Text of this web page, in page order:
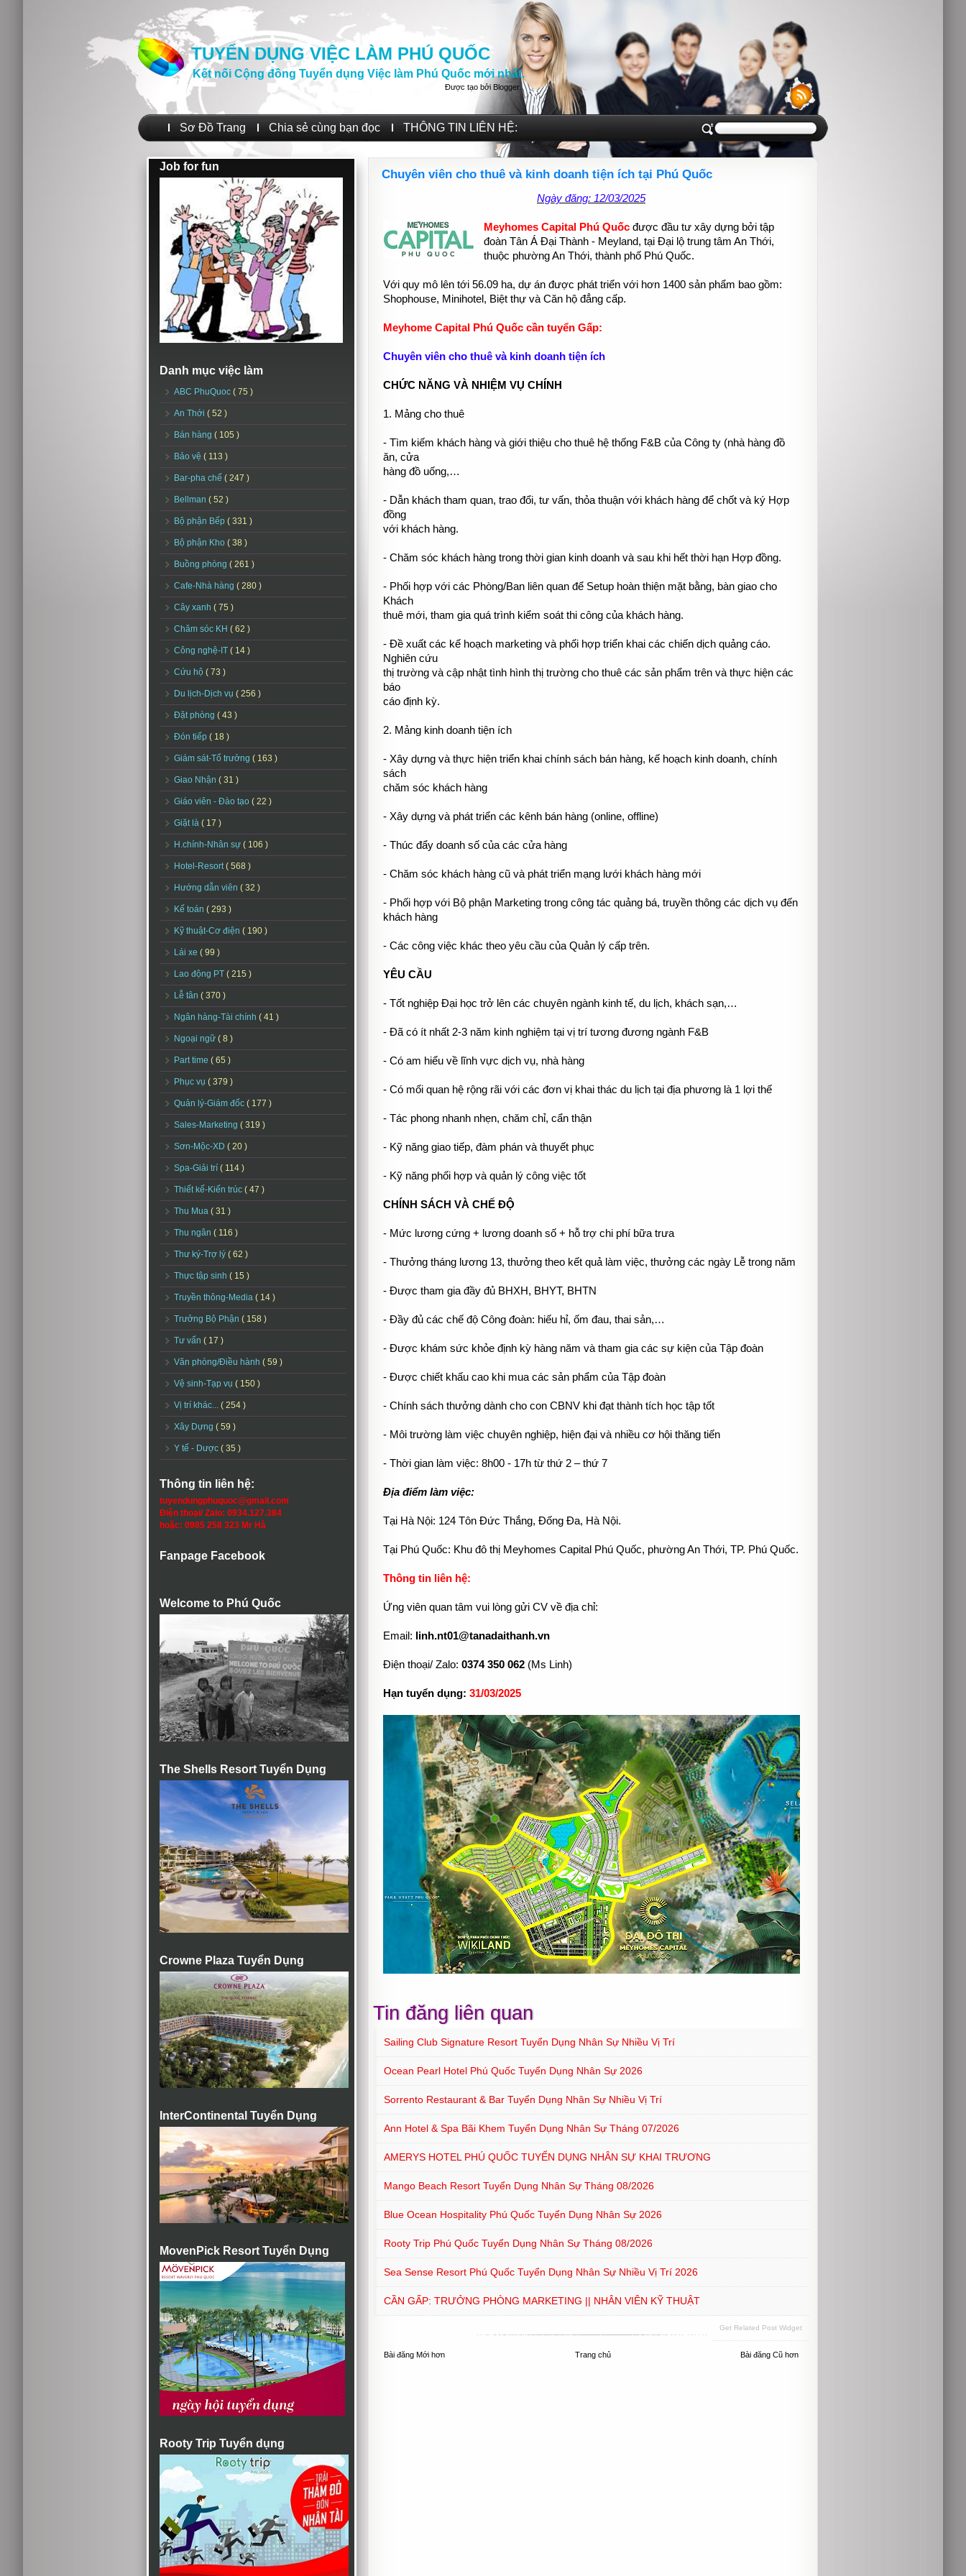
TUYỂN DỤNG VIỆC LÀM PHÚ QUỐC
Kết nối Cộng đồng Tuyển dụng Việc làm Phú Quốc mới nhất.
Được tạo bởi Blogger.
Sơ Đồ Trang Chia sẻ cùng bạn đọc THÔNG TIN LIÊN HỆ:
Job for fun
Danh mục việc làm
ABC PhuQuoc ( 75 )
An Thới ( 52 )
Bán hàng ( 105 )
Bảo vệ ( 113 )
Bar-pha chế ( 247 )
Bellman ( 52 )
Bộ phận Bếp ( 331 )
Bộ phận Kho ( 38 )
Buồng phòng ( 261 )
Cafe-Nhà hàng ( 280 )
Cây xanh ( 75 )
Chăm sóc KH ( 62 )
Công nghệ-IT ( 14 )
Cứu hộ ( 73 )
Du lịch-Dịch vụ ( 256 )
Đặt phòng ( 43 )
Đón tiếp ( 18 )
Giám sát-Tổ trưởng ( 163 )
Giao Nhận ( 31 )
Giáo viên - Đào tạo ( 22 )
Giặt là ( 17 )
H.chính-Nhân sự ( 106 )
Hotel-Resort( 568 )
Hướng dẫn viên ( 32 )
Kế toán ( 293 )
Kỹ thuật-Cơ điện ( 190 )
Lái xe ( 99 )
Lao động PT ( 215 )
Lễ tân ( 370 )
Ngân hàng-Tài chính ( 41 )
Ngoại ngữ ( 8 )
Part time ( 65 )
Phục vụ ( 379 )
Quản lý-Giám đốc ( 177 )
Sales-Marketing ( 319 )
Sơn-Mộc-XD ( 20 )
Spa-Giải trí ( 114 )
Thiết kế-Kiến trúc ( 47 )
Thu Mua ( 31 )
Thu ngân ( 116 )
Thư ký-Trợ lý ( 62 )
Thực tập sinh ( 15 )
Truyền thông-Media ( 14 )
Trưởng Bộ Phận ( 158 )
Tư vấn ( 17 )
Văn phòng/Điều hành ( 59 )
Vệ sinh-Tạp vụ ( 150 )
Vị trí khác... ( 254 )
Xây Dựng ( 59 )
Y tế - Dược ( 35 )
Thông tin liên hệ:
tuyendungphuquoc@gmail.com
Điện thoại/ Zalo: 0934.127.384
hoặc: 0985 258 323 Mr Hà
Fanpage Facebook
Welcome to Phú Quốc
The Shells Resort Tuyển Dụng
Crowne Plaza Tuyển Dụng
InterContinental Tuyển Dụng
MovenPick Resort Tuyển Dụng
Rooty Trip Tuyển dụng
Chuyên viên cho thuê và kinh doanh tiện ích tại Phú Quốc
Ngày đăng: 12/03/2025
Meyhomes Capital Phú Quốc được đầu tư xây dựng bởi tập
đoàn Tân Á Đại Thành - Meyland, tại Đại lộ trung tâm An Thới,
thuộc phường An Thới, thành phố Phú Quốc.
Với quy mô lên tới 56.09 ha, dự án được phát triển với hơn 1400 sản phẩm bao gồm:
Shophouse, Minihotel, Biệt thự và Căn hộ đẳng cấp.
Meyhome Capital Phú Quốc cần tuyển Gấp:
Chuyên viên cho thuê và kinh doanh tiện ích
CHỨC NĂNG VÀ NHIỆM VỤ CHÍNH
1. Mảng cho thuê
- Tìm kiếm khách hàng và giới thiệu cho thuê hệ thống F&B của Công ty (nhà hàng đồ
ăn, cửa
hàng đồ uống,…
- Dẫn khách tham quan, trao đổi, tư vấn, thỏa thuận với khách hàng để chốt và ký Hợp
đồng
với khách hàng.
- Chăm sóc khách hàng trong thời gian kinh doanh và sau khi hết thời hạn Hợp đồng.
- Phối hợp với các Phòng/Ban liên quan để Setup hoàn thiện mặt bằng, bàn giao cho
Khách
thuê mới, tham gia quá trình kiểm soát thi công của khách hàng.
- Đề xuất các kế hoạch marketing và phối hợp triển khai các chiến dịch quảng cáo.
Nghiên cứu
thị trường và cập nhật tình hình thị trường cho thuê các sản phẩm trên và thực hiện các
báo
cáo định kỳ.
2. Mảng kinh doanh tiện ích
- Xây dựng và thực hiện triển khai chính sách bán hàng, kế hoạch kinh doanh, chính
sách
chăm sóc khách hàng
- Xây dựng và phát triển các kênh bán hàng (online, offline)
- Thúc đẩy doanh số của các cửa hàng
- Chăm sóc khách hàng cũ và phát triển mạng lưới khách hàng mới
- Phối hợp với Bộ phận Marketing trong công tác quảng bá, truyền thông các dịch vụ đến
khách hàng
- Các công việc khác theo yêu cầu của Quản lý cấp trên.
YÊU CẦU
- Tốt nghiệp Đại học trở lên các chuyên ngành kinh tế, du lịch, khách sạn,…
- Đã có ít nhất 2-3 năm kinh nghiệm tại vị trí tương đương ngành F&B
- Có am hiểu về lĩnh vực dịch vụ, nhà hàng
- Có mối quan hệ rộng rãi với các đơn vị khai thác du lịch tại địa phương là 1 lợi thế
- Tác phong nhanh nhẹn, chăm chỉ, cẩn thận
- Kỹ năng giao tiếp, đàm phán và thuyết phục
- Kỹ năng phối hợp và quản lý công việc tốt
CHÍNH SÁCH VÀ CHẾ ĐỘ
- Mức lương cứng + lương doanh số + hỗ trợ chi phí bữa trưa
- Thưởng tháng lương 13, thưởng theo kết quả làm việc, thưởng các ngày Lễ trong năm
- Được tham gia đầy đủ BHXH, BHYT, BHTN
- Đầy đủ các chế độ Công đoàn: hiếu hỉ, ốm đau, thai sản,…
- Được khám sức khỏe định kỳ hàng năm và tham gia các sự kiện của Tập đoàn
- Được chiết khấu cao khi mua các sản phẩm của Tập đoàn
- Chính sách thưởng dành cho con CBNV khi đạt thành tích học tập tốt
- Môi trường làm việc chuyên nghiệp, hiện đại và nhiều cơ hội thăng tiến
- Thời gian làm việc: 8h00 - 17h từ thứ 2 – thứ 7
Địa điểm làm việc:
Tại Hà Nội: 124 Tôn Đức Thắng, Đống Đa, Hà Nội.
Tại Phú Quốc: Khu đô thị Meyhomes Capital Phú Quốc, phường An Thới, TP. Phú Quốc.
Thông tin liên hệ:
Ứng viên quan tâm vui lòng gửi CV về địa chỉ:
Email: linh.nt01@tanadaithanh.vn
Điện thoại/ Zalo: 0374 350 062(Ms Linh)
Hạn tuyển dụng: 31/03/2025
Tin đăng liên quan
Sailing Club Signature Resort Tuyển Dụng Nhân Sự Nhiều Vị Trí
Ocean Pearl Hotel Phú Quốc Tuyển Dụng Nhân Sự 2026
Sorrento Restaurant & Bar Tuyển Dụng Nhân Sự Nhiều Vị Trí
Ann Hotel & Spa Bãi Khem Tuyển Dụng Nhân Sự Tháng 07/2026
AMERYS HOTEL PHÚ QUỐC TUYỂN DỤNG NHÂN SỰ KHAI TRƯƠNG
Mango Beach Resort Tuyển Dụng Nhân Sự Tháng 08/2026
Blue Ocean Hospitality Phú Quốc Tuyển Dụng Nhân Sự 2026
Rooty Trip Phú Quốc Tuyển Dụng Nhân Sự Tháng 08/2026
Sea Sense Resort Phú Quốc Tuyển Dụng Nhân Sự Nhiều Vị Trí 2026
CẦN GẤP: TRƯỞNG PHÒNG MARKETING || NHÂN VIÊN KỸ THUẬT
Get Related Post Widget
Bài đăng Mới hơn Bài đăng Cũ hơn
Trang chủ